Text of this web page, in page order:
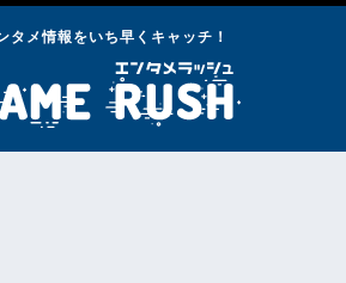
タメ情報をいち早くキャッチ！